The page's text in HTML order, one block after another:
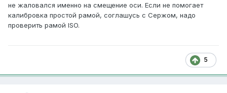
не жаловался именно на смещение оси. Если не помогает
калибровка простой рамой, соглашусь с Сержом, надо
проверить рамой ISO.
5